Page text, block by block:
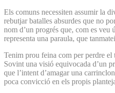
Els comuns necessiten assumir la
rebutjar batalles absurdes que no
nom d’un progrés que, com es veu
representa una paraula, que
Tenim prou feina com per perdre el
Sovint una visió equivocada d’un
que l’intent d’amagar una
poca convicció en els propis